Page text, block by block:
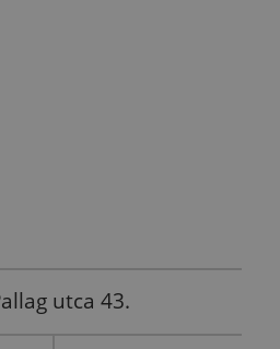
utca 43.